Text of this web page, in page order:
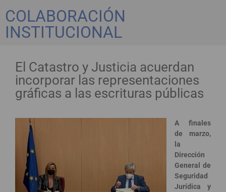
COLABORACIÓN
INSTITUCIONAL
El Catastro y Justicia acuerdan
incorporar las representaciones
gráficas a las escrituras públicas
A finales
de marzo,
la
Dirección
General de
Seguridad
Jurídica y